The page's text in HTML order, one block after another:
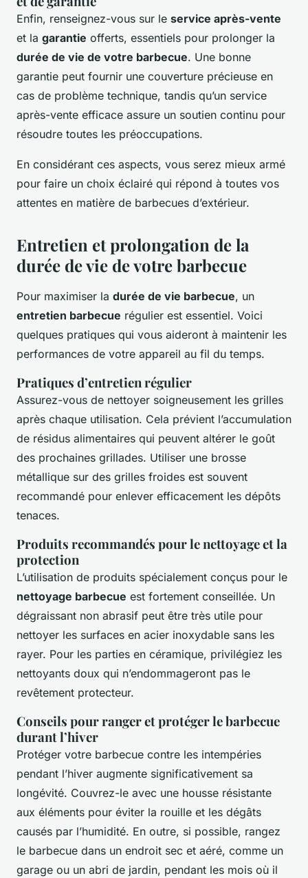
Enfin, renseignez-vous sur le service après-vente
et la garantie offerts, essentiels pour prolonger la
durée de vie de votre barbecue. Une bonne
garantie peut fournir une couverture précieuse en
cas de problème technique, tandis qu’un service
après-vente efficace assure un soutien continu pour
résoudre toutes les préoccupations.
En considérant ces aspects, vous serez mieux armé
pour faire un choix éclairé qui répond à toutes vos
attentes en matière de barbecues d’extérieur.
Entretien et prolongation de la
durée de vie de votre barbecue
Pour maximiser la durée de vie barbecue, un
entretien barbecue régulier est essentiel. Voici
quelques pratiques qui vous aideront à maintenir les
performances de votre appareil au fil du temps.
Pratiques d’entretien régulier
Assurez-vous de nettoyer soigneusement les grilles
après chaque utilisation. Cela prévient l’accumulation
de résidus alimentaires qui peuvent altérer le goût
des prochaines grillades. Utiliser une brosse
métallique sur des grilles froides est souvent
recommandé pour enlever efficacement les dépôts
tenaces.
Produits recommandés pour le nettoyage et la
protection
L’utilisation de produits spécialement conçus pour le
nettoyage barbecue est fortement conseillée. Un
dégraissant non abrasif peut être très utile pour
nettoyer les surfaces en acier inoxydable sans les
rayer. Pour les parties en céramique, privilégiez les
nettoyants doux qui n’endommageront pas le
revêtement protecteur.
Conseils pour ranger et protéger le barbecue
durant l’hiver
Protéger votre barbecue contre les intempéries
pendant l’hiver augmente significativement sa
longévité. Couvrez-le avec une housse résistante
aux éléments pour éviter la rouille et les dégâts
causés par l’humidité. En outre, si possible, rangez
le barbecue dans un endroit sec et aéré, comme un
garage ou un abri de jardin, pendant les mois où il